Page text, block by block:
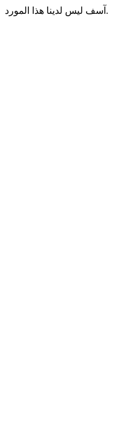
آسف ليس لدينا هذا المورد.